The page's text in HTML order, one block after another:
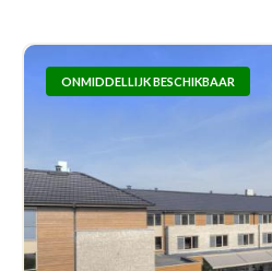
ONMIDDELLIJK BESCHIKBAAR